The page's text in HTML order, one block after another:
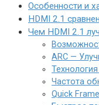
Особенности и
HDMI 2.1
Чем HDMI 2.1
ARC —
Частота
Quick